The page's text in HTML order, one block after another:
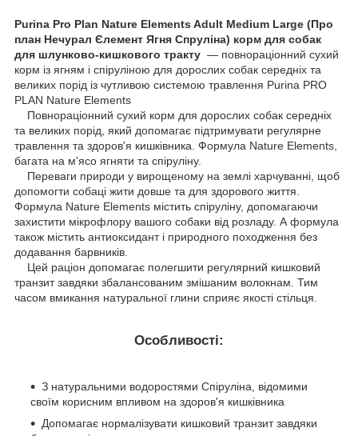
Purina Pro Plan Nature Elements Adult Medium Large (Про
план Нечурал Єлемент Ягня Спруліна) корм для собак
для шлунково-кишкового тракту — повнораціонний сухий
корм із ягням і спіруліною для дорослих собак середніх та
великих порід із чутливою системою травлення Purina PRO
PLAN Nature Elements
Повнораціонний сухий корм для дорослих собак середніх
та великих порід, який допомагає підтримувати регулярне
травлення та здоров'я кишківника. Формула Nature Elements,
багата на м'ясо ягняти та спіруліну.
Переваги природи у вирощеному на землі харчуванні, щоб
допомогти собаці жити довше та для здорового життя.
Формула Nature Elements містить спіруліну, допомагаючи
захистити мікрофлору вашого собаки від розладу. А формула
також містить антиоксидант і природного походження без
додавання барвників.
Цей раціон допомагає полегшити регулярний кишковий
транзит завдяки збалансованим змішаним волокнам. Тим
часом вмикання натуральної глини сприяє якості стільця.
Особливості:
З натуральними водоростями Спіруліна, відомими
своїм корисним впливом на здоров'я кишківника
Допомагає нормалізувати кишковий транзит завдяки